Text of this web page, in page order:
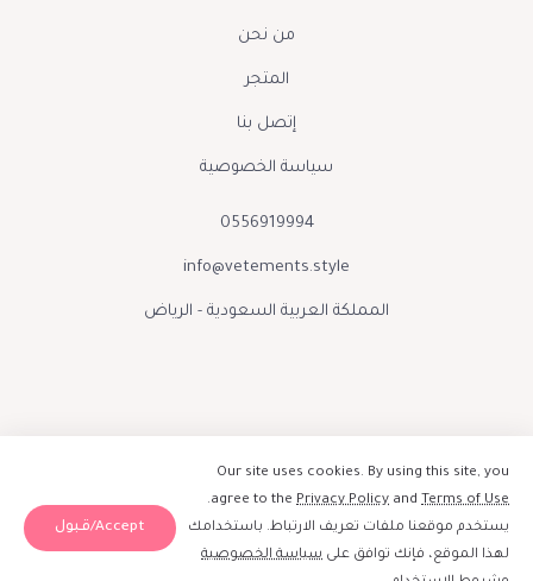
من نحن
المتجر
إتصل بنا
سياسة الخصوصية
0556919994
info@vetements.style
المملكة العربية السعودية - الرياض
صنع بحب بواسطة فيتمينتس الينور 2026
إبقوا على تواصل :
Our site uses cookies. By using this site, you
agree to the Privacy Policy and Terms of Use
.
يستخدم موقعنا ملفات تعريف الارتباط. باستخدامك
لهذا الموقع، فإنك توافق على سياسة الخصوصية
Accept/قبول